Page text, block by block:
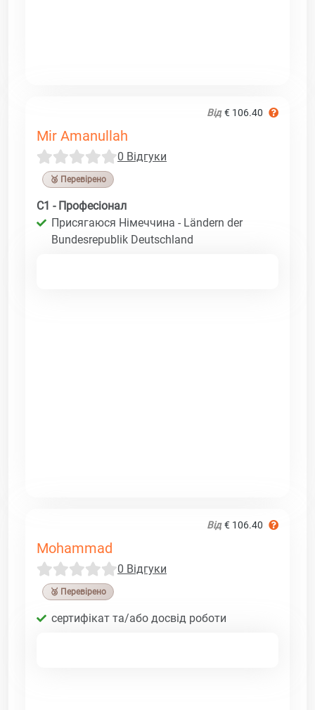
Від € 106.40
Mir Amanullah
0 Відгуки
🥉 Перевірено
C1 - Професіонал
Присягаюся Німеччина - Ländern der
Bundesrepublik Deutschland
Від € 106.40
Mohammad
0 Відгуки
🥉 Перевірено
сертифікат та/або досвід роботи